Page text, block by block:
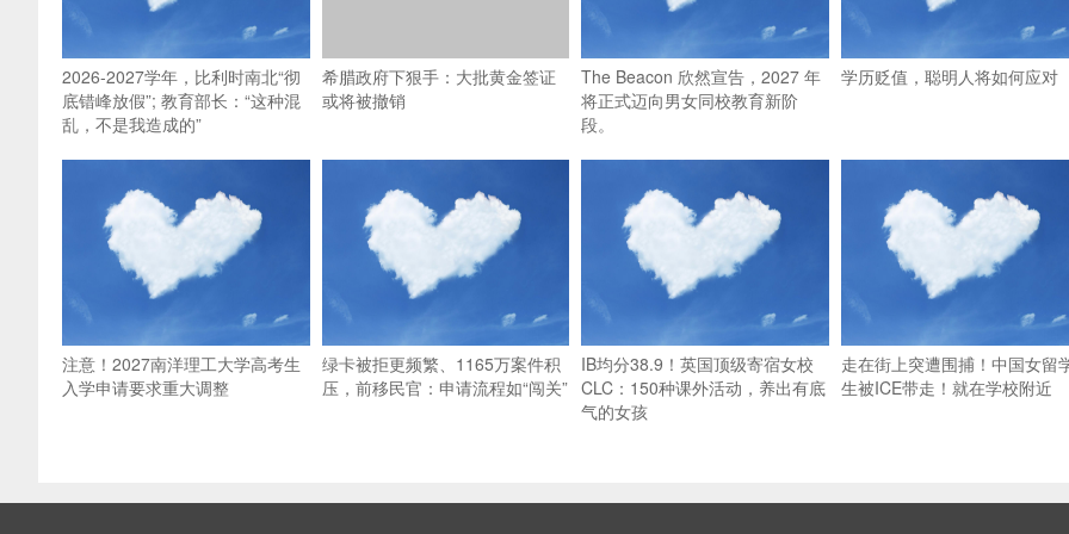
2026-2027学年，比利时南北“彻
底错峰放假”; 教育部长：“这种混
乱，不是我造成的”
希腊政府下狠手：大批黄金签证
或将被撤销
The Beacon 欣然宣告，2027 年
将正式迈向男女同校教育新阶
段。
学历贬值，聪明人将如何应对
注意！2027南洋理工大学高考生
入学申请要求重大调整
绿卡被拒更频繁、1165万案件积
压，前移民官：申请流程如“闯关”
IB均分38.9！英国顶级寄宿女校
CLC：150种课外活动，养出有底
气的女孩
走在街上突遭围捕！中国女留
生被ICE带走！就在学校附近